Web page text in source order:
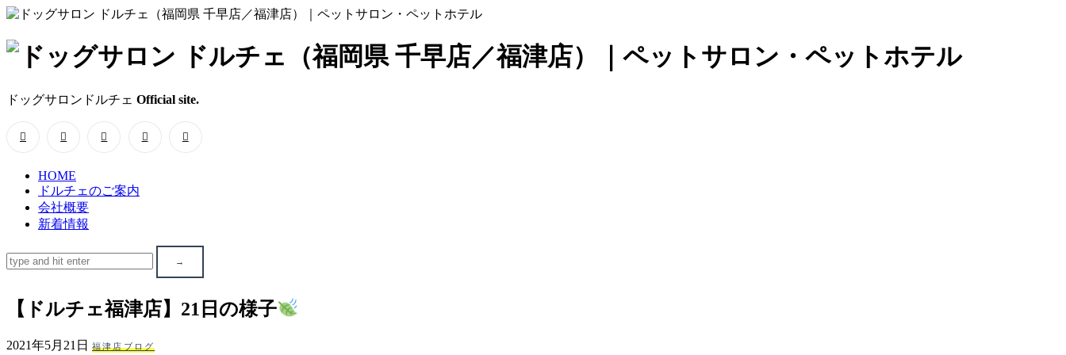
ド
ッ
グ
サ
ロ
ン
ド
ル
チ
ドッグサロンドルチェ Official site.
HOME
ドルチェのご案内
会社概要
新着情報
【ドルチェ福津店】21日の様子
2021年5月21日 福津店ブログ